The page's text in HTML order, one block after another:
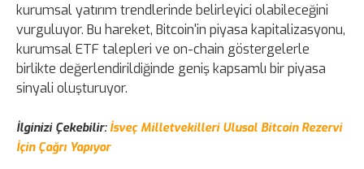
kurumsal yatırım trendlerinde belirleyici olabileceğini
vurguluyor. Bu hareket, Bitcoin'in piyasa kapitalizasyonu,
kurumsal ETF talepleri ve on-chain göstergelerle
birlikte değerlendirildiğinde geniş kapsamlı bir piyasa
sinyali oluşturuyor.
İlginizi Çekebilir:İsveç Milletvekilleri Ulusal Bitcoin Rezervi
İçin Çağrı Yapıyor